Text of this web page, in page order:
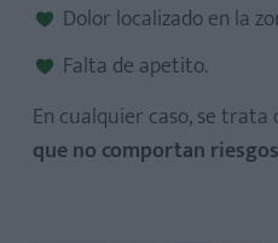
Dolor localizado en la
Falta de apetito.
En cualquier caso, se trata
que no comportan